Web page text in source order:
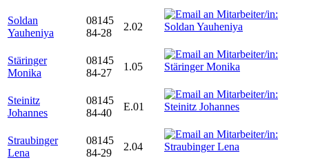
Soldan
Yauheniya
08145
84-28
2.02
Stäringer
Monika
08145
84-27
1.05
Steinitz
Johannes
08145
84-40
E.01
Straubinger
Lena
08145
84-29
2.04